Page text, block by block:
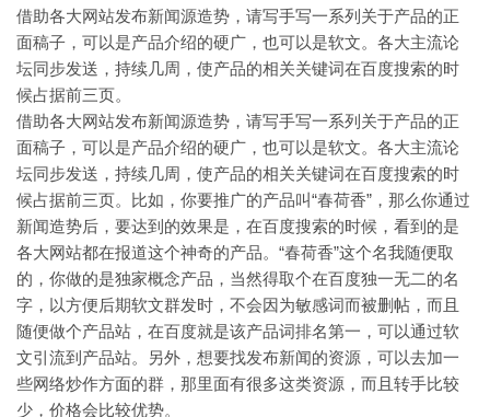
借助各大网站发布新闻源造势，请写手写一系列关于产品的正
面稿子，可以是产品介绍的硬广，也可以是软文。各大主流论
坛同步发送，持续几周，使产品的相关关键词在百度搜索的时
候占据前三页。
借助各大网站发布新闻源造势，请写手写一系列关于产品的正
面稿子，可以是产品介绍的硬广，也可以是软文。各大主流论
坛同步发送，持续几周，使产品的相关关键词在百度搜索的时
候占据前三页。比如，你要推广的产品叫“春荷香”，那么你通过
新闻造势后，要达到的效果是，在百度搜索的时候，看到的是
各大网站都在报道这个神奇的产品。“春荷香”这个名我随便取
的，你做的是独家概念产品，当然得取个在百度独一无二的名
字，以方便后期软文群发时，不会因为敏感词而被删帖，而且
随便做个产品站，在百度就是该产品词排名第一，可以通过软
文引流到产品站。另外，想要找发布新闻的资源，可以去加一
些网络炒作方面的群，那里面有很多这类资源，而且转手比较
少，价格会比较优势。